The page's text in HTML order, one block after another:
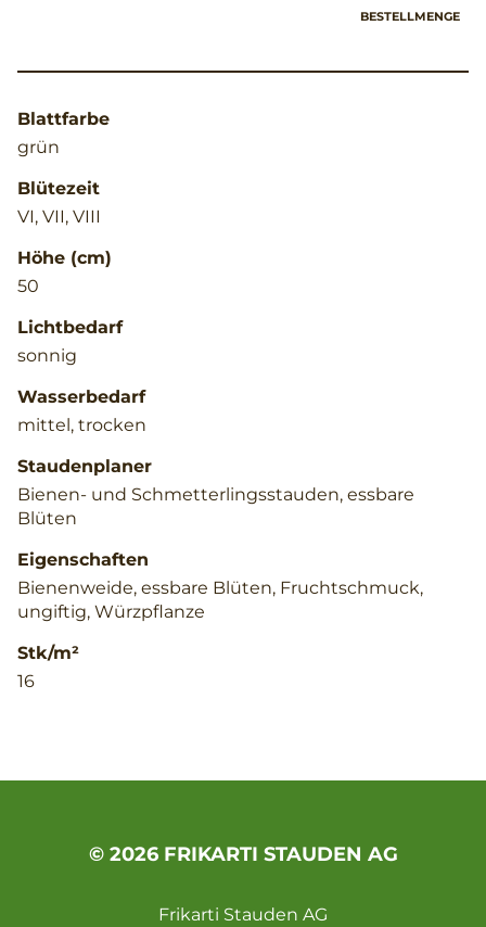
BESTELLMENGE
Blattfarbe
grün
Blütezeit
VI, VII, VIII
Höhe (cm)
50
Lichtbedarf
sonnig
Wasserbedarf
mittel, trocken
Staudenplaner
Bienen- und Schmetterlingsstauden, essbare
Blüten
Eigenschaften
Bienenweide, essbare Blüten, Fruchtschmuck,
ungiftig, Würzpflanze
Stk/m²
16
© 2026 FRIKARTI STAUDEN AG
Frikarti Stauden AG